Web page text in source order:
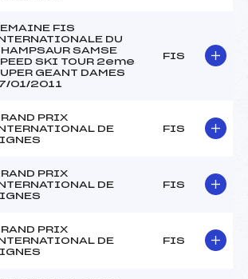
FIS
DU
SAMSE
SKI TOUR 2eme
GEANT DAMES
01/2011
FIS
PRIX
DE
FIS
PRIX
DE
FIS
PRIX
DE
FIS